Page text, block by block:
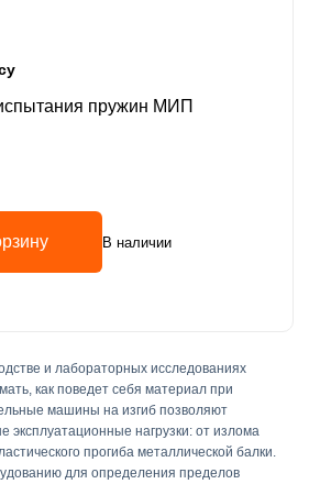
пружин МИП
В наличии
и лабораторных исследованиях
как поведет себя материал при
машины на изгиб позволяют
эксплуатационные нагрузки: от излома
прогиба металлической балки.
для определения пределов